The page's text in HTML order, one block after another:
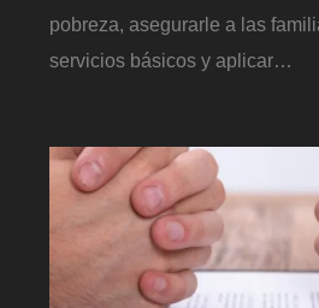
pobreza, asegurarle a las
servicios básicos y aplicar…